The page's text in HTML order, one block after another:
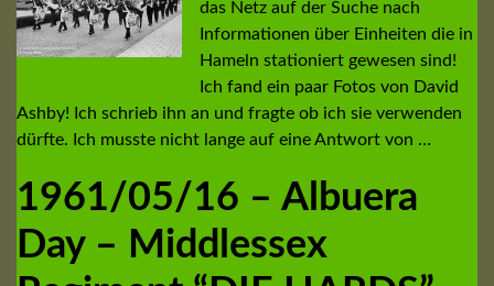
das Netz auf der Suche nach
Informationen über Einheiten die in
Hameln stationiert gewesen sind!
Ich fand ein paar Fotos von David
Ashby! Ich schrieb ihn an und fragte ob ich sie verwenden
dürfte. Ich musste nicht lange auf eine Antwort von …
1961/05/16 – Albuera
Day – Middlessex